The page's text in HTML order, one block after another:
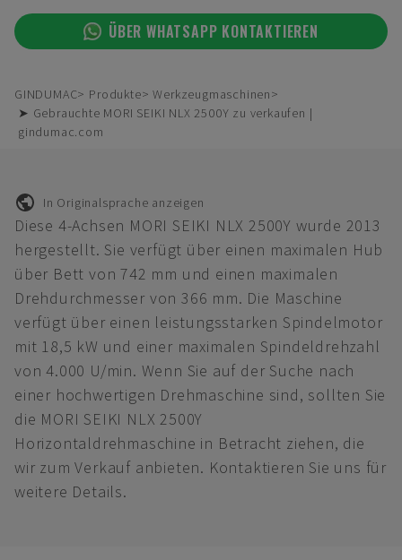
ÜBER WHATSAPP KONTAKTIEREN
GINDUMAC Produkte
Werkzeugmaschinen
➤ Gebrauchte MORI SEIKI NLX 2500Y zu verkaufen |
gindumac.com
In Originalsprache anzeigen
Diese 4-Achsen MORI SEIKI NLX 2500Y wurde 2013
hergestellt. Sie verfügt über einen maximalen Hub
über Bett von 742 mm und einen maximalen
Drehdurchmesser von 366 mm. Die Maschine
verfügt über einen leistungsstarken Spindelmotor
mit 18,5 kW und einer maximalen Spindeldrehzahl
von 4.000 U/min. Wenn Sie auf der Suche nach
einer hochwertigen Drehmaschine sind, sollten Sie
die MORI SEIKI NLX 2500Y
Horizontaldrehmaschine in Betracht ziehen, die
wir zum Verkauf anbieten. Kontaktieren Sie uns für
weitere Details.